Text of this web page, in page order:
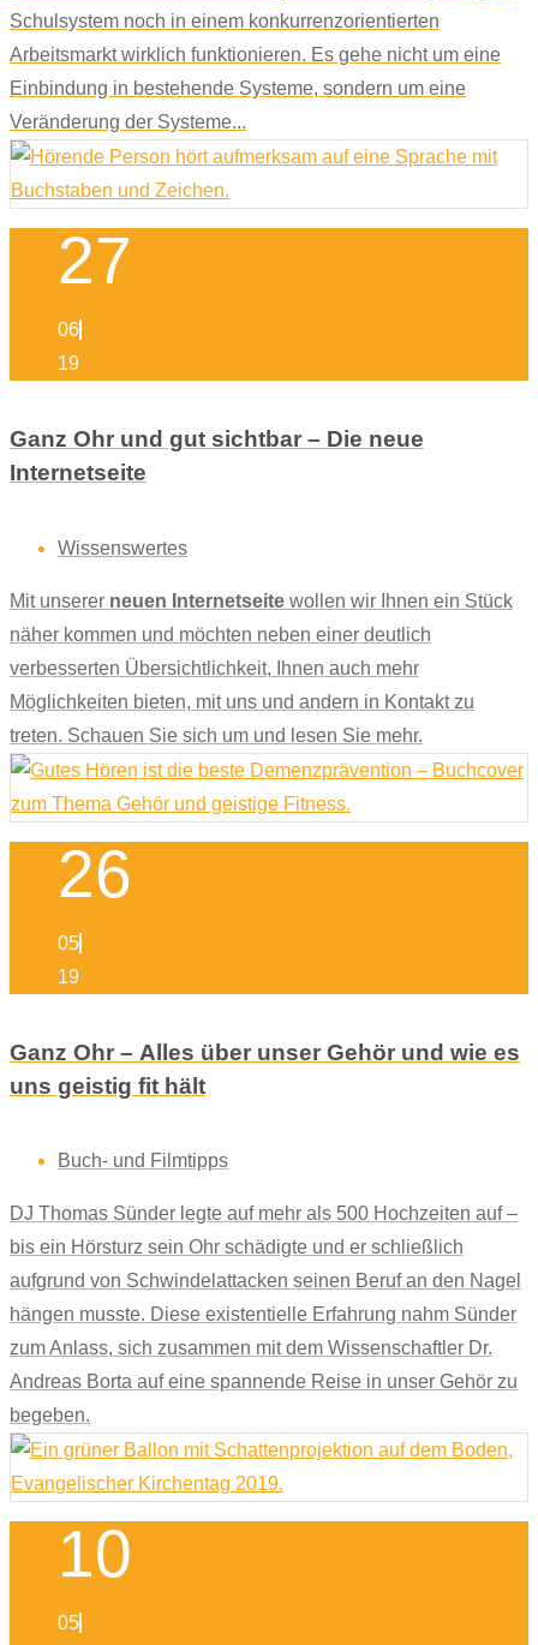
Schulsystem noch in einem konkurrenzorientierten
Arbeitsmarkt wirklich funktionieren. Es gehe nicht um eine
Einbindung in bestehende Systeme, sondern um eine
Veränderung der Systeme...
27
06
19
Ganz Ohr und gut sichtbar – Die neue
Internetseite
Wissenswertes
Mit unserer neuen Internetseite wollen wir Ihnen ein Stück
näher kommen und möchten neben einer deutlich
verbesserten Übersichtlichkeit, Ihnen auch mehr
Möglichkeiten bieten, mit uns und andern in Kontakt zu
treten. Schauen Sie sich um und lesen Sie mehr.
26
05
19
Ganz Ohr – Alles über unser Gehör und wie es
uns geistig fit hält
Buch- und Filmtipps
DJ Thomas Sünder legte auf mehr als 500 Hochzeiten auf –
bis ein Hörsturz sein Ohr schädigte und er schließlich
aufgrund von Schwindelattacken seinen Beruf an den Nagel
hängen musste. Diese existentielle Erfahrung nahm Sünder
zum Anlass, sich zusammen mit dem Wissenschaftler Dr.
Andreas Borta auf eine spannende Reise in unser Gehör zu
begeben.
10
05